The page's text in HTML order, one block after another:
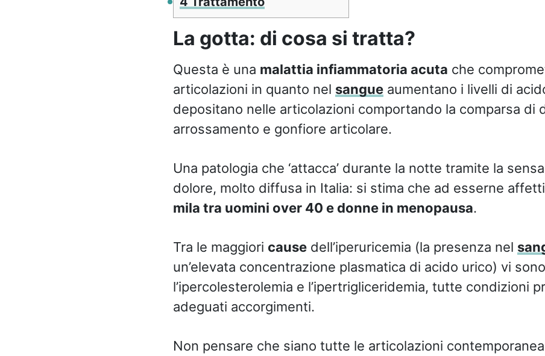
La gotta: di cosa si tratta?
Questa è una malattia infiammatoria acuta che
articolazioni in quanto nel sangueaumentano i livelli di
depositano nelle articolazioni comportando la comparsa di
arrossamento e gonfiore articolare.
Una patologia che ‘attacca’ durante la notte tramite la
dolore, molto diffusa in Italia: si stima che ad esserne
mila tra uomini over 40 e donne in menopausa.
Tra le maggiori causedell’iperuricemia (la presenza nel
un’elevata concentrazione plasmatica di acido urico) vi
l’ipercolesterolemia e l’ipertrigliceridemia, tutte condizioni
adeguati accorgimenti.
Non pensare che siano tutte le articolazioni